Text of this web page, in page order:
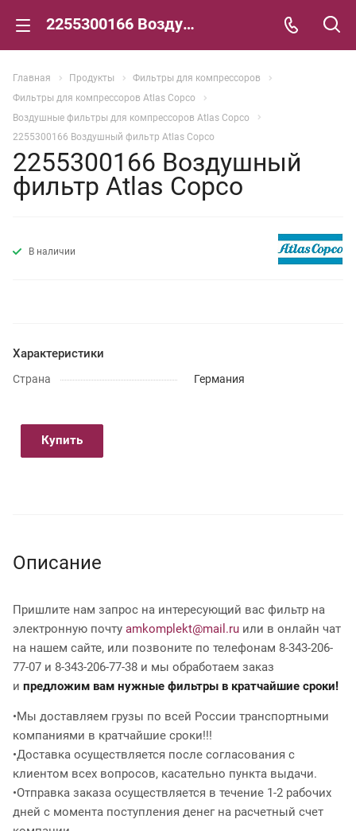
2255300166 Воздушный фильтр Atlas Copco
Главная Продукты
Фильтры для компрессоров
Фильтры для компрессоров Atlas Copco
Воздушные фильтры для компрессоров Atlas Copco
2255300166 Воздушный фильтр Atlas Copco
2255300166 Воздушный
фильтр Atlas Copco
В наличии
Характеристики
Страна Германия
Купить
Описание
Пришлите нам запрос на интересующий вас фильтр на
электронную почту amkomplekt@mail.ru или в онлайн чат
на нашем сайте, или позвоните по телефонам 8-343-206-
77-07 и 8-343-206-77-38 и мы обработаем заказ
и предложим вам нужные фильтры в кратчайшие сроки!
•Мы доставляем грузы по всей России транспортными
компаниями в кратчайшие сроки!!!
•Доставка осуществляется после согласования с
клиентом всех вопросов, касательно пункта выдачи.
•Отправка заказа осуществляется в течение 1-2 рабочих
дней с момента поступления денег на расчетный счет